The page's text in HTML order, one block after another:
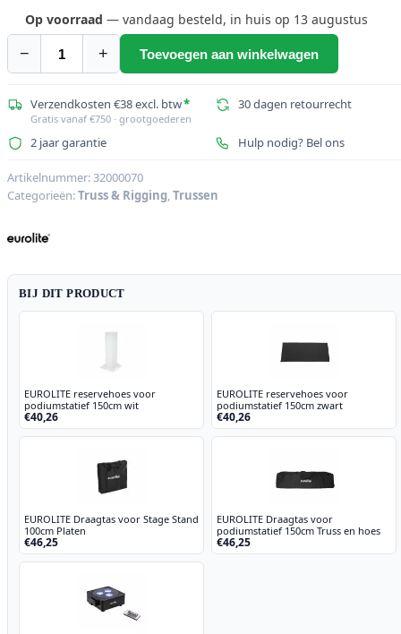
Op voorraad — vandaag besteld, in huis op 13 augustus
−
EUROLITE
Stage
Stand
150cm
hoes
en
+ Toevoegen aan winkelwagen
Verzendkosten €38 excl. btw*
Gratis vanaf €750 · grootgoederen
30 dagen retourrecht
2 jaar garantie Hulp nodig? Bel ons
Artikelnummer:32000070
Categorieën:Truss & Rigging,Trussen
BIJ DIT PRODUCT
EUROLITE reservehoes voor
podiumstatief 150cm wit
€40,26
EUROLITE reservehoes voor
podiumstatief 150cm zwart
€40,26
EUROLITE Draagtas voor Stage Stand
100cm Platen
€46,25
EUROLITE Draagtas voor
podiumstatief 150cm Truss en hoes
€46,25